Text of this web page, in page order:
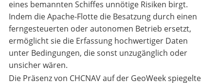
eines bemannten Schiffes unnötige Risiken birgt.
Indem die Apache-Flotte die Besatzung durch einen
ferngesteuerten oder autonomen Betrieb ersetzt,
ermöglicht sie die Erfassung hochwertiger Daten
unter Bedingungen, die sonst unzugänglich oder
unsicher wären.
Die Präsenz von CHCNAV auf der GeoWeek spiegelte